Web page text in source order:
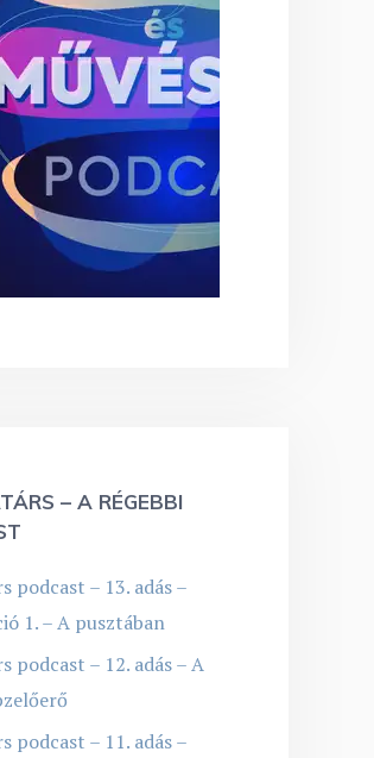
– A RÉGEBBI
podcast – 13. adás –
1. – A pusztában
podcast – 12. adás – A
podcast – 11. adás –